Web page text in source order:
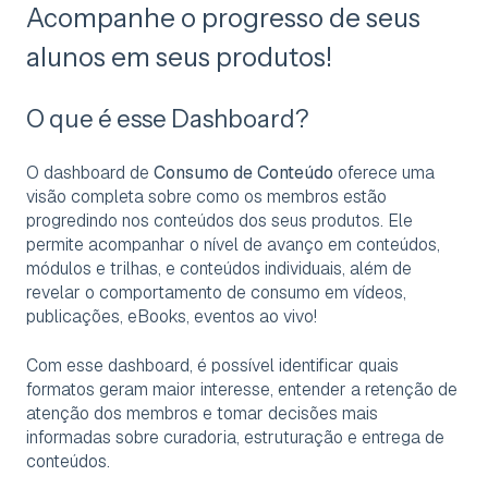
Acompanhe o progresso de seus
alunos em seus produtos!
O que é esse Dashboard?
O dashboard de Consumo de Conteúdo oferece uma
visão completa sobre como os membros estão
progredindo nos conteúdos dos seus produtos. Ele
permite acompanhar o nível de avanço em conteúdos,
módulos e trilhas, e conteúdos individuais, além de
revelar o comportamento de consumo em vídeos,
publicações, eBooks, eventos ao vivo!
Com esse dashboard, é possível identificar quais
formatos geram maior interesse, entender a retenção de
atenção dos membros e tomar decisões mais
informadas sobre curadoria, estruturação e entrega de
conteúdos.